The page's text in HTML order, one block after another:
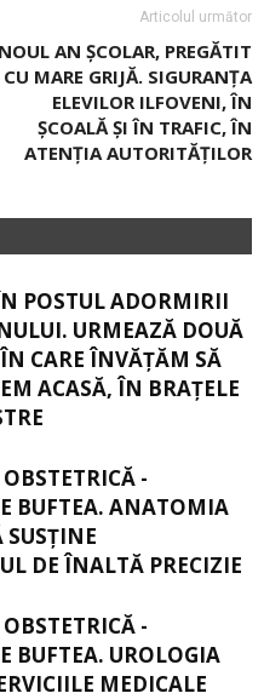
Articolul următor
NOUL AN ȘCOLAR, PREGĂTIT
CU MARE GRIJĂ. SIGURANŢA
ELEVILOR ILFOVENI, ÎN
ŞCOALĂ ŞI ÎN TRAFIC, ÎN
ATENŢIA AUTORITĂŢILOR
POSTUL ADORMIRII
URMEAZĂ DOUĂ
CARE ÎNVĂŢĂM SĂ
ACASĂ, ÎN BRAŢELE
-
BUFTEA. ANATOMIA
SUSŢINE
DE ÎNALTĂ PRECIZIE
-
BUFTEA. UROLOGIA
MEDICALE